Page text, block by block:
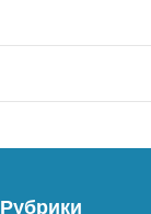
Рубрики